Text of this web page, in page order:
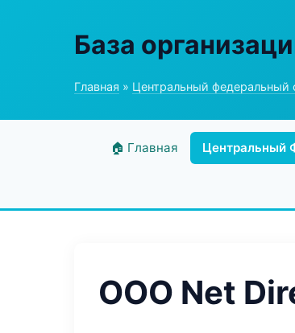
База
Главная » Центральный федеральный
🏠 Главная Центральный
ООО Net